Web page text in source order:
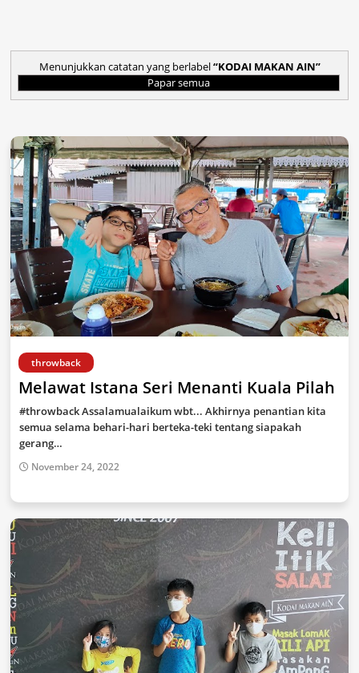
Menunjukkan catatan yang berlabel KODAI MAKAN AIN
Papar semua
throwback
Melawat Istana Seri Menanti Kuala Pilah
#throwback Assalamualaikum wbt... Akhirnya penantian kita
semua selama behari-hari berteka-teki tentang siapakah
gerang…
November 24, 2022